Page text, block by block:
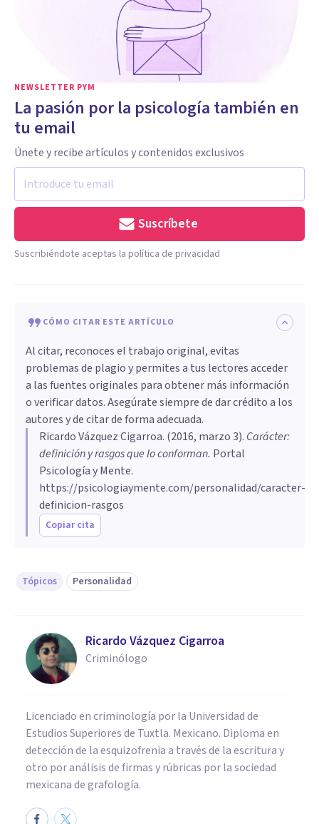
NEWSLETTER PYM
La pasión por la psicología también en
tu email
Únete y recibe artículos y contenidos exclusivos
Suscríbete
Suscribiéndote aceptas la política de privacidad
CÓMO CITAR ESTE ARTÍCULO
Al citar, reconoces el trabajo original, evitas
problemas de plagio y permites a tus lectores acceder
a las fuentes originales para obtener más información
o verificar datos. Asegúrate siempre de dar crédito a los
autores y de citar de forma adecuada.
Ricardo Vázquez Cigarroa. (2016, marzo 3). ​Carácter:
definición y rasgos que lo conforman. Portal
Psicología y Mente.
https://psicologiaymente.com/personalidad/caracter-
definicion-rasgos
Copiar cita
Tópicos Personalidad
Ricardo Vázquez Cigarroa
Criminólogo
Licenciado en criminología por la Universidad de
Estudios Superiores de Tuxtla. Mexicano. Diploma en
detección de la esquizofrenia a través de la escritura y
otro por análisis de firmas y rúbricas por la sociedad
mexicana de grafología.